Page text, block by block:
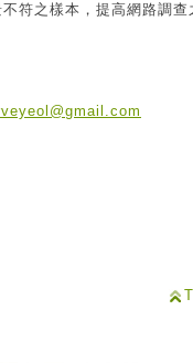
符之樣本，提高網路調查